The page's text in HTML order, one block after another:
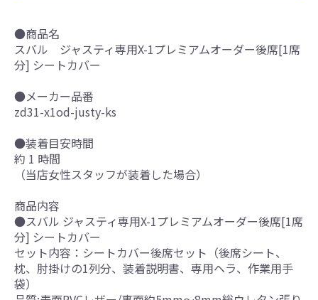
●商品名
スバル ジャスティ専用X-1プレミアムオーダー後席[1席
分] シートカバー
●メーカー品番
zd31-x1od-justy-ks
●装着目安時間
約 1 時間
（当店女性スタッフが装着した場合）
商品内容
●スバル ジャスティ専用X-1プレミアムオーダー後席[1席
分] シートカバー
セット内容：シートカバー後席セット（後席シート、
枕、肘掛けの1列分、装着説明書、専用ヘラ、作業用手
袋）